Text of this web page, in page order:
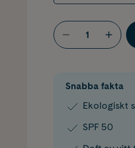
Snabba fakta
Ekologiskt
SPF 50